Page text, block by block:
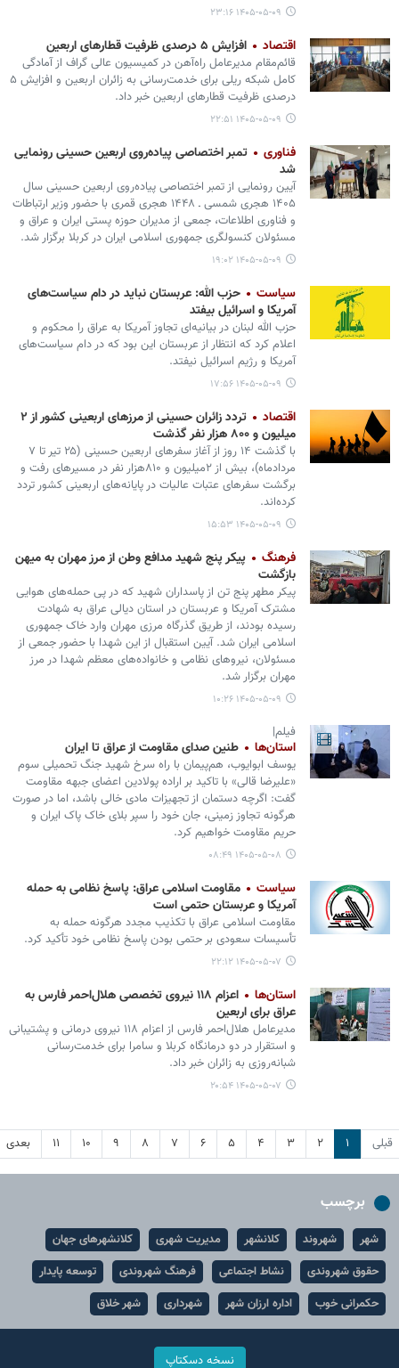
۱۴۰۵-۰۵-۰۹ ۲۳:۱۶
اقتصاد افزایش ۵ درصدی ظرفیت قطارهای اربعین
قائم‌مقام مدیرعامل راه‌آهن در کمیسیون عالی گراف از آمادگی
کامل شبکه ریلی برای خدمت‌رسانی به زائران اربعین و افزایش ۵
درصدی ظرفیت قطارهای اربعین خبر داد.
۱۴۰۵-۰۵-۰۹ ۲۲:۵۱
فناوری
تمبر اختصاصی پیاده‌روی اربعین حسینی رونمایی
شد
آیین رونمایی از تمبر اختصاصی پیاده‌روی اربعین حسینی سال
۱۴۰۵ هجری شمسی ـ ۱۴۴۸ هجری قمری با حضور وزیر ارتباطات
و فناوری اطلاعات، جمعی از مدیران حوزه پستی ایران و عراق و
مسئولان کنسولگری جمهوری اسلامی ایران در کربلا برگزار شد.
۱۴۰۵-۰۵-۰۹ ۱۹:۰۲
سیاست
حزب الله: عربستان نباید در دام سیاست‌های
آمریکا و اسرائیل بیفتد
حزب الله لبنان در بیانیه‌ای تجاوز آمریکا به عراق را محکوم و
اعلام کرد که انتظار از عربستان این بود که در دام سیاست‌های
آمریکا و رژیم اسرائیل نیفتد.
۱۴۰۵-۰۵-۰۹ ۱۷:۵۶
اقتصاد
تردد زائران حسینی از مرزهای اربعینی کشور از ۲
میلیون و ۸۰۰ هزار نفر گذشت
با گذشت ۱۴ روز از آغاز سفرهای اربعین حسینی (۲۵ تیر تا ۷
مردادماه)، بیش از ۲میلیون و ۸۱۰هزار نفر در مسیرهای رفت و
برگشت سفرهای عتبات عالیات در پایانه‌های اربعینی کشور تردد
کرده‌اند.
۱۴۰۵-۰۵-۰۹ ۱۵:۵۳
فرهنگ
پیکر پنج شهید مدافع وطن از مرز مهران به میهن
بازگشت
پیکر مطهر پنج تن از پاسداران شهید که در پی حمله‌های هوایی
مشترک آمریکا و عربستان در استان دیالی عراق به شهادت
رسیده بودند، از طریق گذرگاه مرزی مهران وارد خاک جمهوری
اسلامی ایران شد. آیین استقبال از این شهدا با حضور جمعی از
مسئولان، نیروهای نظامی و خانواده‌های معظم شهدا در مرز
مهران برگزار شد.
۱۴۰۵-۰۵-۰۹ ۱۰:۲۶
فیلم|
استان‌ها طنین صدای مقاومت از عراق تا ایران
یوسف ابوایوب، هم‌پیمان با راه سرخ شهید جنگ تحمیلی سوم
«علیرضا قالی» با تاکید بر اراده پولادین اعضای جبهه مقاومت
گفت: اگرچه دستمان از تجهیزات مادی خالی باشد، اما در صورت
هرگونه تجاوز زمینی، جان خود را سپر بلای خاک پاک ایران و
حریم مقاومت خواهیم کرد.
۱۴۰۵-۰۵-۰۸ ۰۸:۴۹
سیاست
مقاومت اسلامی عراق: پاسخ نظامی به حمله
آمریکا و عربستان حتمی است
مقاومت اسلامی عراق با تکذیب مجدد هرگونه حمله به
تأسیسات سعودی بر حتمی بودن پاسخ نظامی خود تأکید کرد.
۱۴۰۵-۰۵-۰۷ ۲۲:۱۲
استان‌ها
اعزام ۱۱۸ نیروی تخصصی هلال‌احمر فارس به
عراق برای اربعین
مدیرعامل هلال‌احمر فارس از اعزام ۱۱۸ نیروی درمانی و پشتیبانی
و استقرار در دو درمانگاه کربلا و سامرا برای خدمت‌رسانی
شبانه‌روزی به زائران خبر داد.
۱۴۰۵-۰۵-۰۷ ۲۰:۵۴
قبلی ۱ ۲ ۳ ۴ ۵ ۶ ۷ ۸ ۹ ۱۰ ۱۱ بعدی
برچسب
شهر شهروند کلانشهر مدیریت شهری
کلانشهرهای جهان
حقوق شهروندی
نشاط اجتماعی فرهنگ شهروندی
توسعه پایدار
حکمرانی خوب
اداره ارزان شهر شهرداری شهر خلاق
نسخه دسکتاپ